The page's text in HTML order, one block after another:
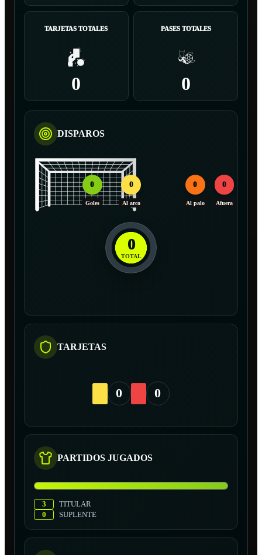
TARJETAS TOTALES
0
PASES TOTALES
0
DISPAROS
0
Goles
0
Al arco
0
Al palo
0
Afuera
0
TOTAL
TARJETAS
0 0
PARTIDOS JUGADOS
3
TITULAR
0
SUPLENTE